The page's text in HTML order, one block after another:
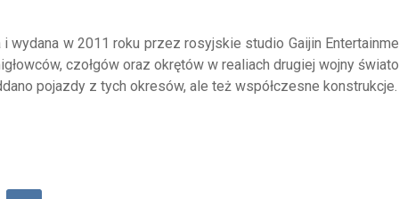
w 2011 roku przez rosyjskie studio Gaijin
czołgów oraz okrętów w realiach drugiej wojny
pojazdy z tych okresów, ale też współczesne konstrukcje.